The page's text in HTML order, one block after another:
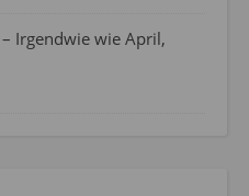
Irgendwie wie April,